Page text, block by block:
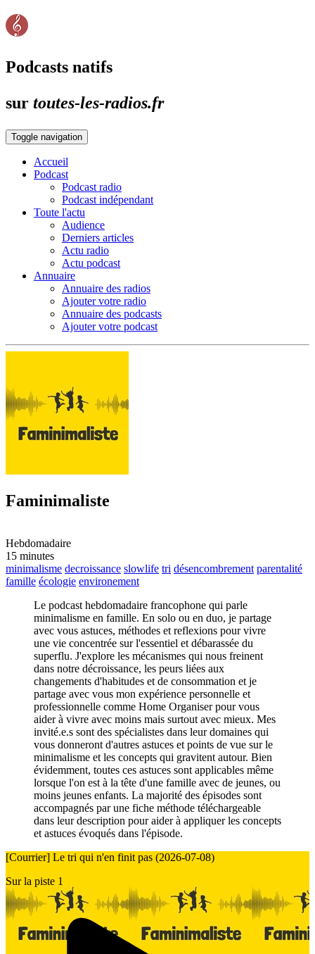
Podcasts natifs
sur toutes-les-radios.fr
Toggle navigation
Accueil
Podcast
Podcast radio
Podcast indépendant
Toute l'actu
Audience
Derniers articles
Actu radio
Actu podcast
Annuaire
Annuaire des radios
Ajouter votre radio
Annuaire des podcasts
Ajouter votre podcast
Faminimaliste
Hebdomadaire
15 minutes
minimalisme decroissance slowlife tri désencombrement parentalité
famille écologie environement
Le podcast hebdomadaire francophone qui parle
minimalisme en famille. En solo ou en duo, je partage
avec vous astuces, méthodes et reflexions pour vivre
une vie concentrée sur l'essentiel et débarassée du
superflu. J'explore les mécanismes qui nous freinent
dans notre décroissance, les peurs liées aux
changements d'habitudes et de consommation et je
partage avec vous mon expérience personnelle et
professionnelle comme Home Organiser pour vous
aider à vivre avec moins mais surtout avec mieux. Mes
invité.e.s sont des spécialistes dans leur domaines qui
vous donneront d'autres astuces et points de vue sur le
minimalisme et les concepts qui gravitent autour. Bien
évidemment, toutes ces astuces sont applicables même
lorsque l'on est à la tête d'une famille avec de jeunes, ou
moins jeunes enfants. La majorité des épisodes sont
accompagnés par une fiche méthode téléchargeable
dans leur description pour aider à appliquer les concepts
et astuces évoqués dans l'épisode.
[Courrier] Le tri qui n'en finit pas (2026-07-08)
Sur la piste 1